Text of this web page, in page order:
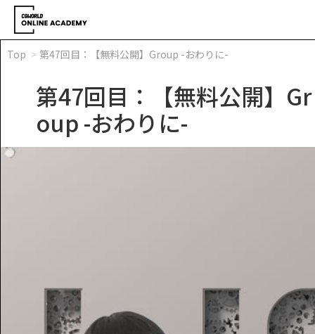
Top 第47回目：【無料公開】Group -おわりに-
第47回目：【無料公開】Gr
oup -おわりに-